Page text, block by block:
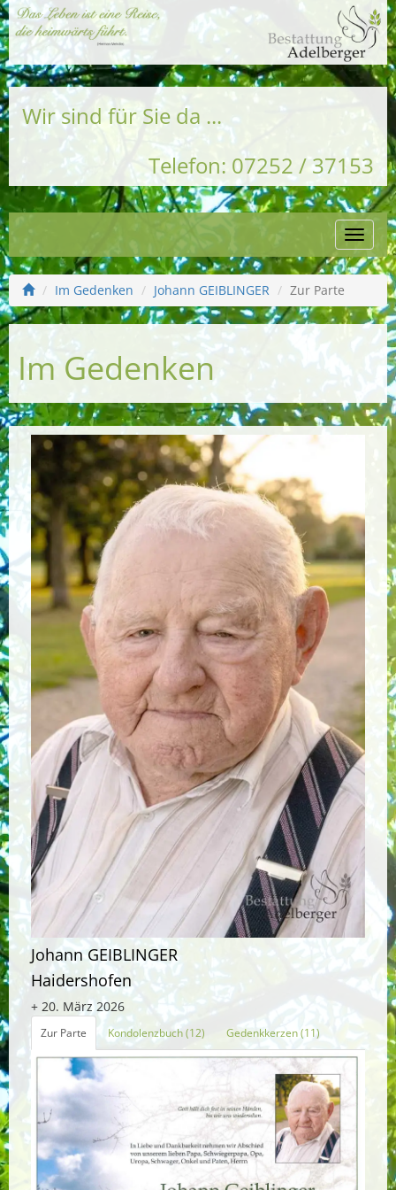
Wir sind für Sie da ...
Telefon: 07252 / 37153
Im Gedenken Johann GEIBLINGER Zur Parte
Im Gedenken
Johann GEIBLINGER
Haidershofen
+ 20. März 2026
Zur Parte Kondolenzbuch (12) Gedenkkerzen (11)